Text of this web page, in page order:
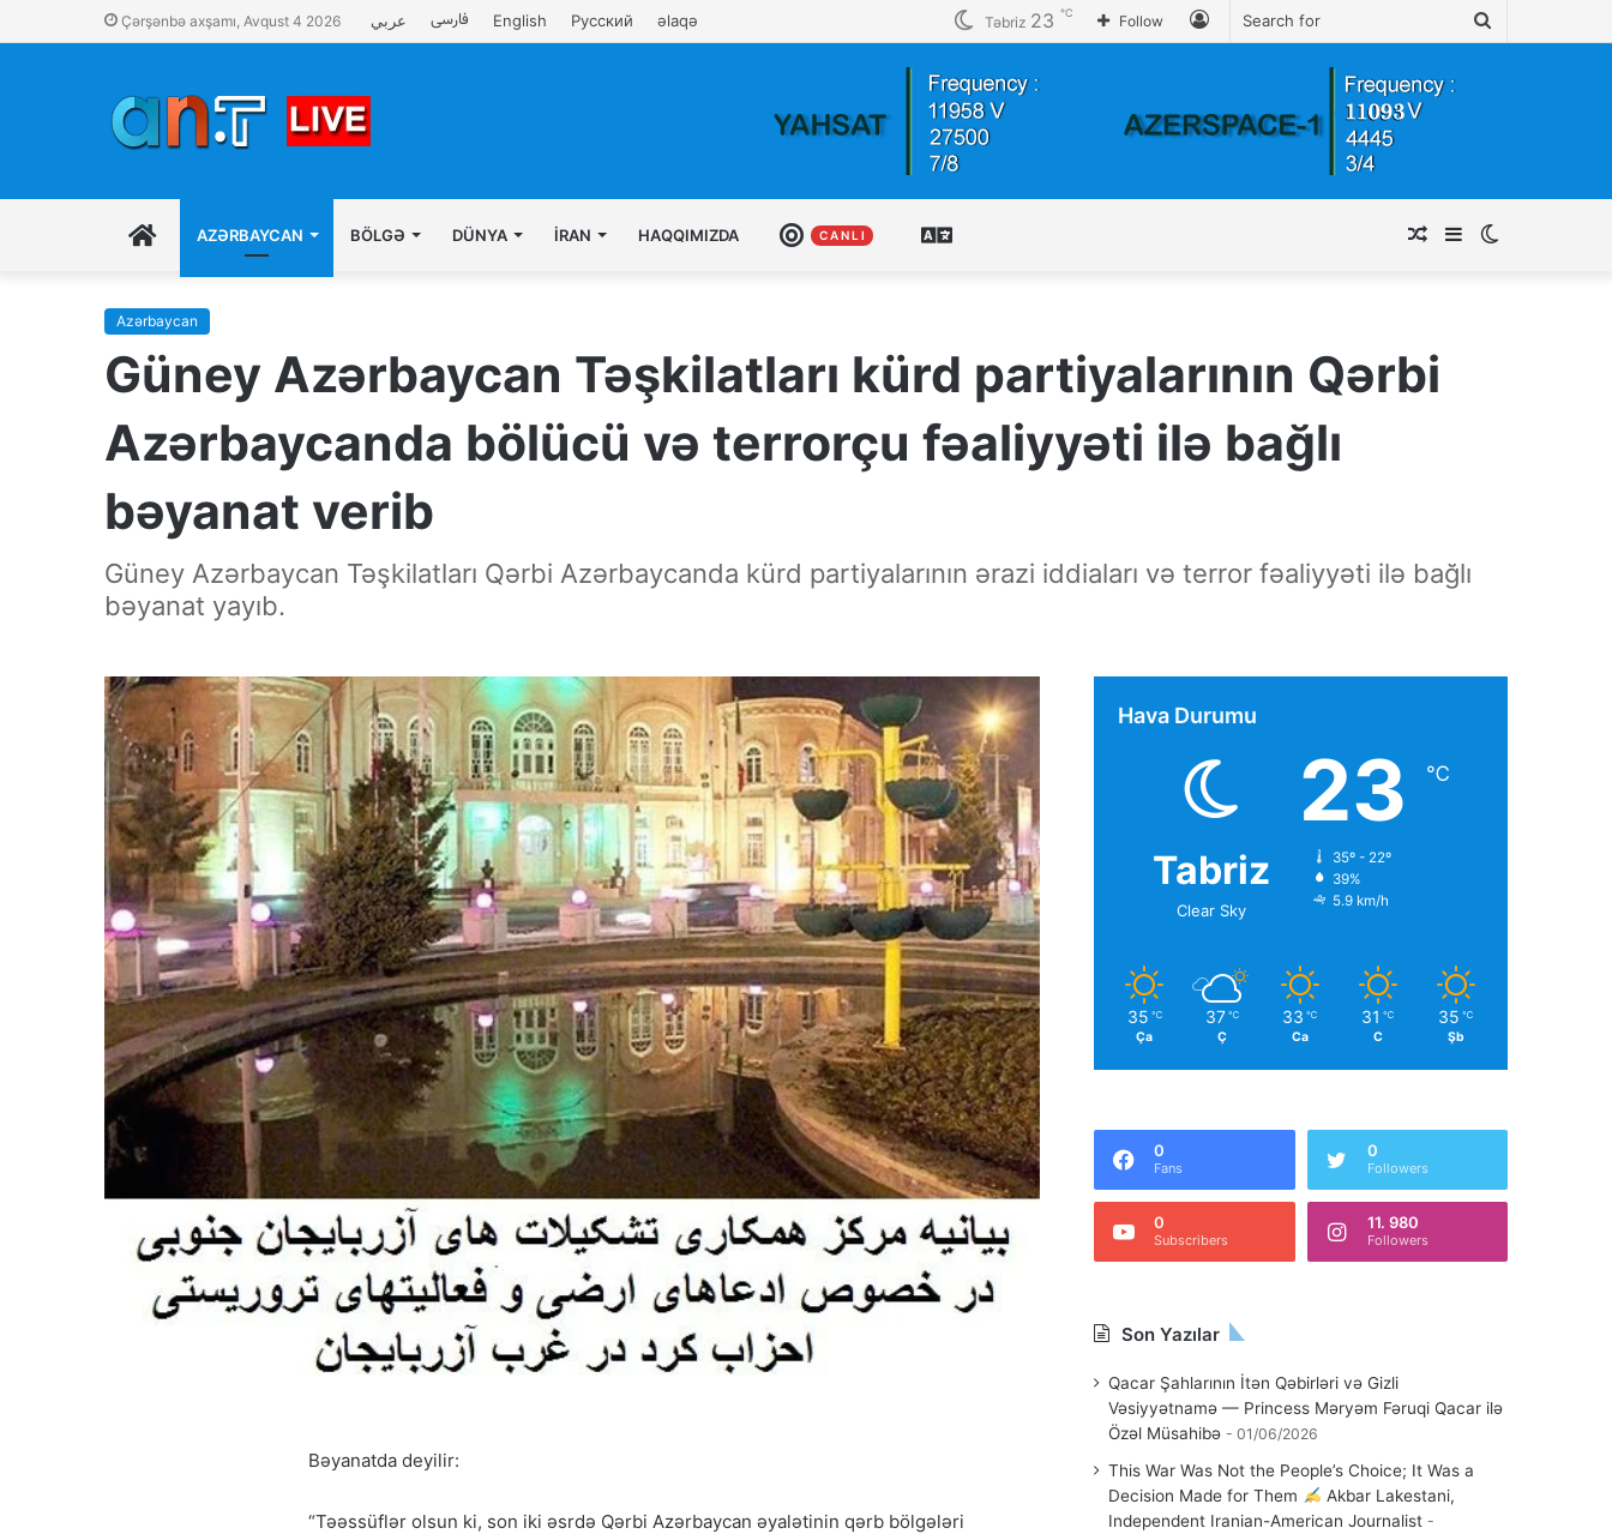
Çərşənbə axşamı, Avqust 4 2026 عربي فارسی English Русский əlaqə Follow
Təbriz 23 ℃
İLK
SƏHIFƏ
AZƏRBAYCAN BÖLGƏ DÜNYA İRAN HAQQIMIZDA CANLI
C A N L I Sidebar
Random
Azərbaycan
Güney Azərbaycan Təşkilatları kürd partiyalarının Qərbi
Azərbaycanda bölücü və terrorçu fəaliyyəti ilə bağlı
bəyanat verib
Güney Azərbaycan Təşkilatları Qərbi Azərbaycanda kürd partiyalarının ərazi iddiaları və terror fəaliyyəti ilə bağlı
bəyanat yayıb.
Bəyanatda deyilir:
“Təəssüflər olsun ki, son iki əsrdə Qərbi Azərbaycan əyalətinin qərb bölgələri
Hava Durumu
Tabriz
Clear Sky
23 ℃
35º - 22º
39%
5.9 km/h
35 ℃
Ça
37 ℃
Ç
33 ℃
Ca
31 ℃
C
35 ℃
Şb
0
Fans
0
Followers
0
Subscribers
11. 980
Followers
Son Yazılar
Qacar Şahlarının İtən Qəbirləri və Gizli
Vəsiyyətnamə — Princess Məryəm Fəruqi Qacar ilə
Özəl Müsahibə
01/06/2026
This War Was Not the People’s Choice; It Was a
Decision Made for Them
Akbar Lakestani,
Independent Iranian-American Journalist